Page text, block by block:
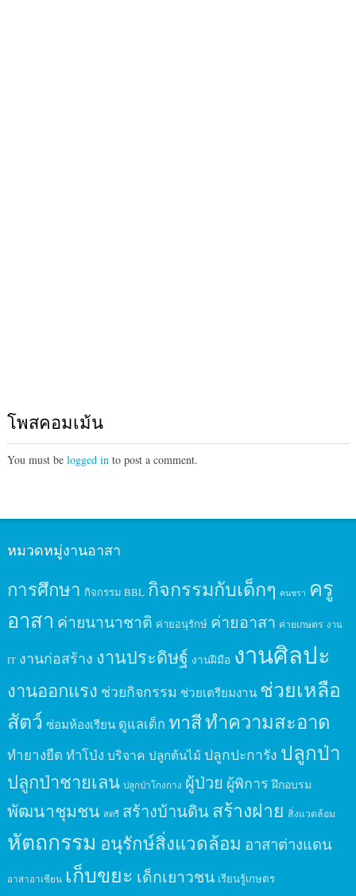
โพสคอมเม้น
You must be logged into post a comment.
หมวดหมู่งานอาสา
การศึกษา กิจกรรม BBL กิจกรรมกับเด็กๆ คนชรา ครู
อาสา ค่ายนานาชาติ ค่ายอนุรักษ์ ค่ายอาสา ค่ายเกษตร งาน
IT งานก่อสร้าง งานประดิษฐ์ งานฝีมือ งานศิลปะ
งานออกแรง ช่วยกิจกรรม ช่วยเตรียมงาน ช่วยเหลือ
สัตว์ ซ่อมห้องเรียน ดูแลเด็ก ทาสีทำความสะอาด
ทำยางยืด ทำโป่ง บริจาค ปลูกต้นไม้ ปลูกปะการัง ปลูกป่า
ปลูกป่าชายเลน ปลูกป่าโกงกาง ผู้ป่วย ผู้พิการ ฝึกอบรม
พัฒนาชุมชน สตรี สร้างบ้านดินสร้างฝาย สิ่งแวดล้อม
หัตถกรรม อนุรักษ์สิ่งแวดล้อม อาสาต่างแดน
อาสาอาเซียน เก็บขยะ เด็กเยาวชน เรียนรู้เกษตร